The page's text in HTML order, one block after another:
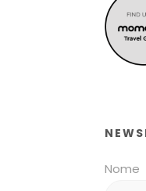
Nome